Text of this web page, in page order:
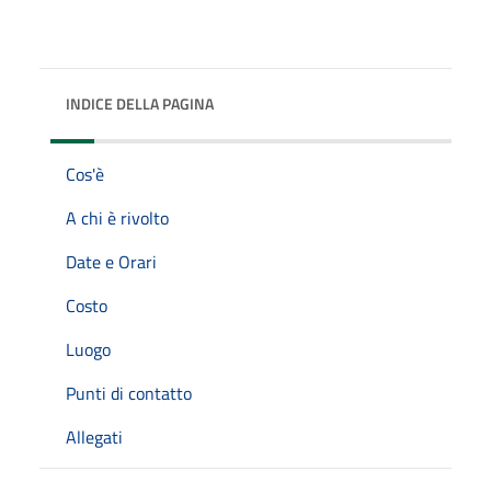
INDICE DELLA PAGINA
Cos'è
A chi è rivolto
Date e Orari
Costo
Luogo
Punti di contatto
Allegati